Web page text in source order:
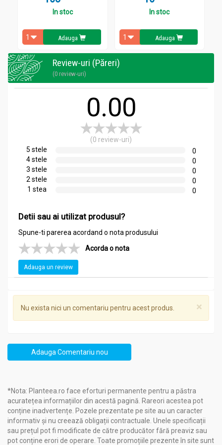
In stoc
Adauga
In stoc
Adauga
Review-uri (Păreri)
(0 review-uri)
0.00
(0 review-uri)
5 stele
0
4 stele
0
3 stele
0
2 stele
0
1 stea
0
Detii sau ai utilizat produsul?
Spune-ti parerea acordand o nota produsului
Acorda o nota
Adauga un review
×
Nu exista nici un comentariu pentru acest produs.
Adauga Comentariu nou
*Nota: Planteea.ro face eforturi permanente pentru a păstra
acuratețea informațiilor din acestă pagină. Rareori acestea pot
conține inadvertențe. Pozele prezentate pe site au un caracter
informativ și nu creează obligații contractuale. Unele specificații
sau prețul pot fi modificate de către producător fără preaviz sau
pot conține erori de operare. Toate promoțiile prezente în site sunt